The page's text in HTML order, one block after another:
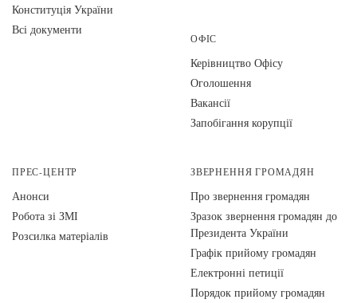
Конституція України
Всі документи
ОФІС
Керівництво Офісу
Оголошення
Вакансії
Запобігання корупції
ПРЕС-ЦЕНТР
Анонси
Робота зі ЗМІ
Розсилка матеріалів
ЗВЕРНЕННЯ ГРОМАДЯН
Про звернення громадян
Зразок звернення громадян до
Президента України
Графік прийому громадян
Електронні петиції
Порядок прийому громадян